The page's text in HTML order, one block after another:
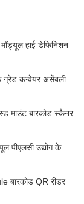
हाई डेफिनिशन
ग्रेड कन्वेयर असेंबली
माउंट बारकोड स्कैनर
पीएलसी उद्योग के
बारकोड QR रीडर